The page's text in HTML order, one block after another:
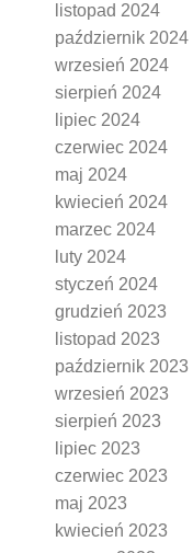
listopad 2024
październik 2024
wrzesień 2024
sierpień 2024
lipiec 2024
czerwiec 2024
maj 2024
kwiecień 2024
marzec 2024
luty 2024
styczeń 2024
grudzień 2023
listopad 2023
październik 2023
wrzesień 2023
sierpień 2023
lipiec 2023
czerwiec 2023
maj 2023
kwiecień 2023